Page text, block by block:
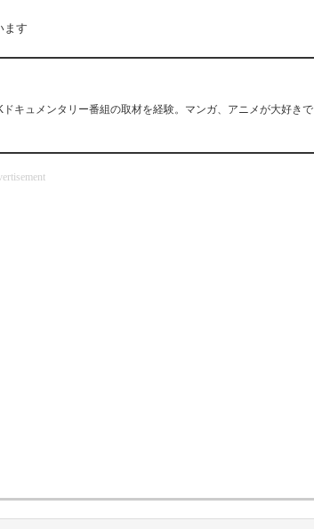
ます
キュメンタリー番組の取材を経験。マンガ、アニメが大好きで